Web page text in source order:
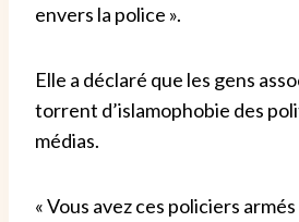
envers la police ».
Elle a déclaré que les gens
torrent d’islamophobie des
médias.
« Vous avez ces policiers